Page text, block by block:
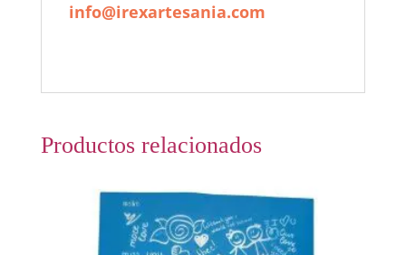
info@irexartesania.com
Productos relacionados